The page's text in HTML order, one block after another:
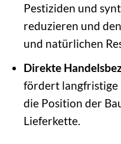
Pestiziden und
reduzieren und
und natürlichen
Direkte
fördert langfristige
die Position der
Lieferkette.